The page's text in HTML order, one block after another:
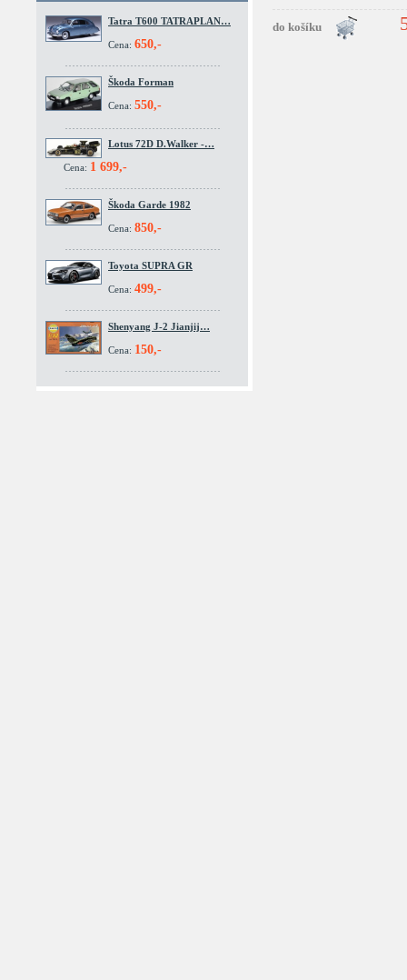
Tatra T600 TATRAPLAN…
Cena: 650,-
Škoda Forman
Cena: 550,-
Lotus 72D D.Walker -…
Cena: 1 699,-
Škoda Garde 1982
Cena: 850,-
Toyota SUPRA GR
Cena: 499,-
Shenyang J-2 Jianjij…
Cena: 150,-